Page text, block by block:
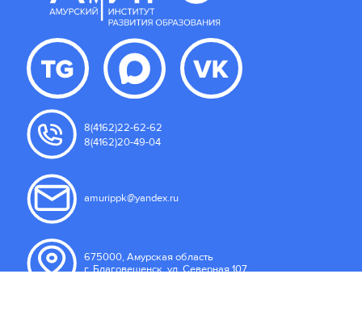
8(4162)22-62-62
8(4162)20-49-04
amurippk@yandex.ru
675000, Амурская область
г. Благовещенск, ул. Северная 107